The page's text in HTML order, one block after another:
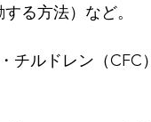
る方法）など。
チルドレン（CFC